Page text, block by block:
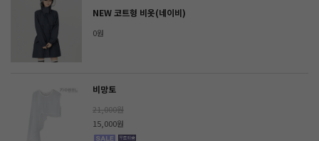
NEW 코트형 비옷(네이비)
0원
비망토
21,000원
15,000원